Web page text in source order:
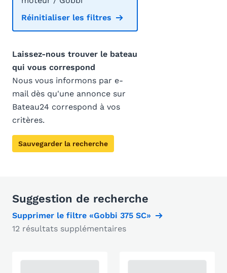
Réinitialiser les filtres
Laissez-nous trouver le bateau
qui vous correspond
Nous vous informons par e-
mail dès qu'une annonce sur
Bateau24 correspond à vos
critères.
Sauvegarder la recherche
Suggestion de recherche
Supprimer le filtre «Gobbi 375 SC»
12 résultats supplémentaires